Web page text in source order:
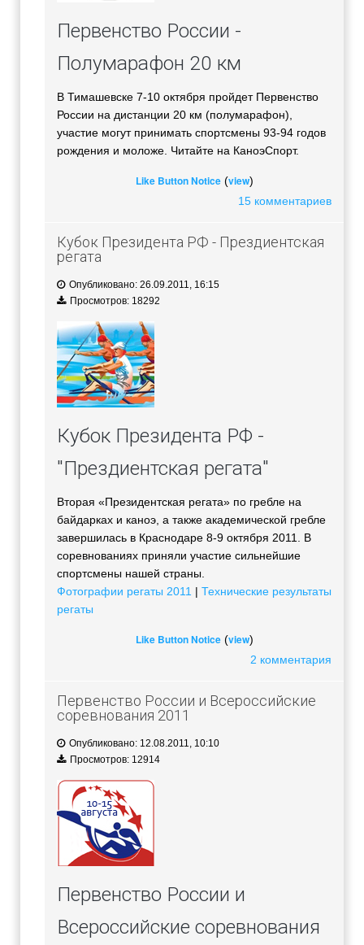
Первенство России -
Полумарафон 20 км
В Тимашевске 7-10 октября пройдет Первенство
России на дистанции 20 км (полумарафон),
участие могут принимать спортсмены 93-94 годов
рождения и моложе. Читайте на КаноэСпорт.
Like Button Notice(view)
15 комментариев
Кубок Президента РФ - Прездиентская
регата
Опубликовано: 26.09.2011, 16:15
Просмотров: 18292
Кубок Президента РФ -
"Прездиентская регата"
Вторая «Президентская регата» по гребле на
байдарках и каноэ, а также академической гребле
завершилась в Краснодаре 8-9 октября 2011. В
соревнованиях приняли участие сильнейшие
спортсмены нашей страны.
Фотографии регаты 2011 | Технические результаты
регаты
Like Button Notice(view)
2 комментария
Первенство России и Всероссийские
соревнования 2011
Опубликовано: 12.08.2011, 10:10
Просмотров: 12914
Первенство России и
Всероссийские соревнования